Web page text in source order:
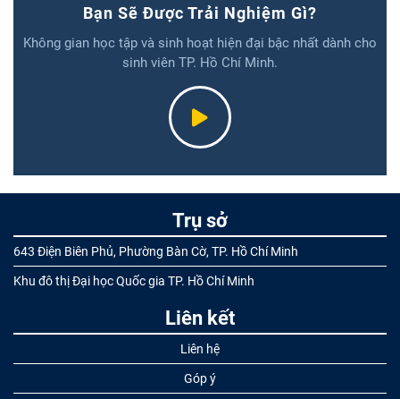
Bạn Sẽ Được Trải Nghiệm Gì?
Không gian học tập và sinh hoạt hiện đại bậc nhất dành cho
sinh viên TP. Hồ Chí Minh.
Trụ sở
643 Điện Biên Phủ, Phường Bàn Cờ, TP. Hồ Chí Minh
Khu đô thị Đại học Quốc gia TP. Hồ Chí Minh
Liên kết
Liên hệ
Góp ý